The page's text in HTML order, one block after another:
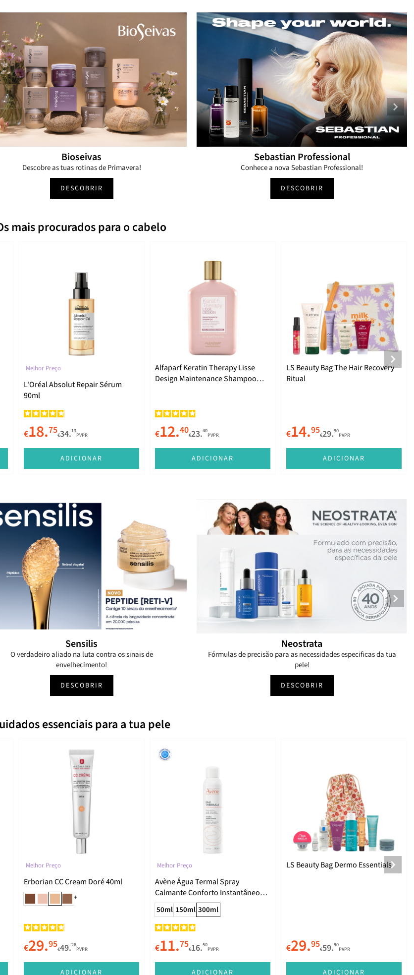
Bioseivas
Descobre as tuas rotinas de Primavera!
DESCOBRIR
Sebastian Professional
Conhece a nova Sebastian Professional!
DESCOBRIR
mais procurados para o cabelo
Melhor Preço
L'Oréal Absolut Repair Sérum
90ml
€18.75€34.13
PVPR
ADICIONAR
Alfaparf Keratin Therapy Lisse
Design Maintenance Shampoo
€12.40€23.40
PVPR
ADICIONAR
LS Beauty Bag The Hair Recovery
Ritual
€14.95€29.90
PVPR
ADICIONAR
Sensilis
O verdadeiro aliado na luta contra os sinais de
envelhecimento!
DESCOBRIR
Neostrata
Fórmulas de precisão para as necessidades especificas da tua
pele!
DESCOBRIR
essenciais para a tua pele
Melhor Preço
Erborian CC Cream Doré 40ml
+
€29.95€49.26
PVPR
ADICIONAR
Melhor Preço
Avène Água Termal Spray
Calmante Conforto Instantâneo
300ml
50ml 150ml 300ml
€11.75€16.50
PVPR
ADICIONAR
LS Beauty Bag Dermo Essentials
€29.95€59.90
PVPR
ADICIONAR